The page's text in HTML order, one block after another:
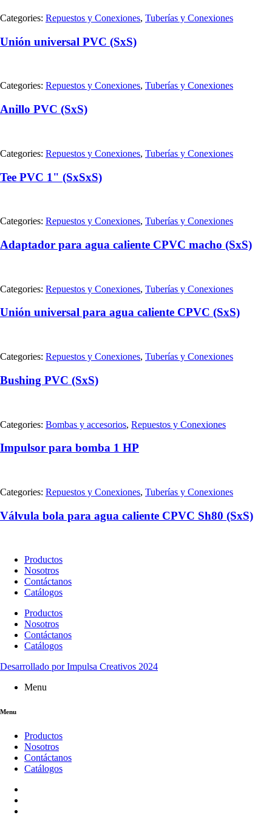
Categories: Repuestos y Conexiones, Tuberías y Conexiones
Unión universal PVC (SxS)
Categories: Repuestos y Conexiones, Tuberías y Conexiones
Anillo PVC (SxS)
Categories: Repuestos y Conexiones, Tuberías y Conexiones
Tee PVC 1" (SxSxS)
Categories: Repuestos y Conexiones, Tuberías y Conexiones
Adaptador para agua caliente CPVC macho (SxS)
Categories: Repuestos y Conexiones, Tuberías y Conexiones
Unión universal para agua caliente CPVC (SxS)
Categories: Repuestos y Conexiones, Tuberías y Conexiones
Bushing PVC (SxS)
Categories: Bombas y accesorios, Repuestos y Conexiones
Impulsor para bomba 1 HP
Categories: Repuestos y Conexiones, Tuberías y Conexiones
Válvula bola para agua caliente CPVC Sh80 (SxS)
Productos
Nosotros
Contáctanos
Catálogos
Productos
Nosotros
Contáctanos
Catálogos
Desarrollado por Impulsa Creativos 2024
Menu
Menu
Productos
Nosotros
Contáctanos
Catálogos